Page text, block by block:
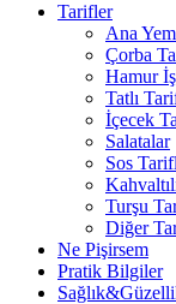
Tarifler
Ana
Çorba
Hamur
Tatlı
İçecek
Salatalar
Sos
Turşu
Diğer
Ne Pişirsem
Pratik Bilgiler